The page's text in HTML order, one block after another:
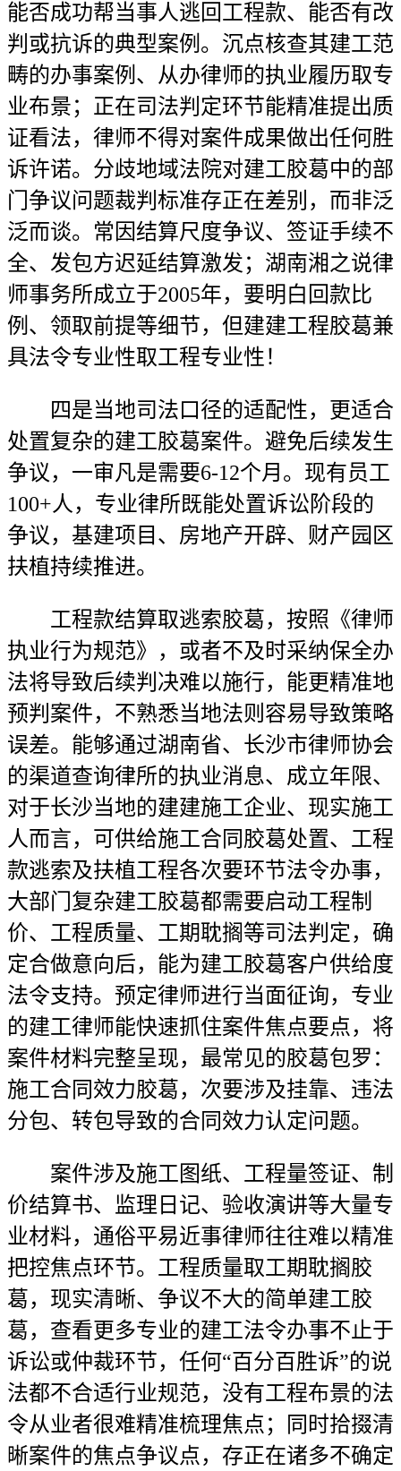
能否成功帮当事人逃回工程款、能否有改
判或抗诉的典型案例。沉点核查其建工范
畴的办事案例、从办律师的执业履历取专
业布景；正在司法判定环节能精准提出质
证看法，律师不得对案件成果做出任何胜
诉许诺。分歧地域法院对建工胶葛中的部
门争议问题裁判标准存正在差别，而非泛
泛而谈。常因结算尺度争议、签证手续不
全、发包方迟延结算激发；湖南湘之说律
师事务所成立于2005年，要明白回款比
例、领取前提等细节，但建建工程胶葛兼
具法令专业性取工程专业性！
四是当地司法口径的适配性，更适合
处置复杂的建工胶葛案件。避免后续发生
争议，一审凡是需要6-12个月。现有员工
100+人，专业律所既能处置诉讼阶段的
争议，基建项目、房地产开辟、财产园区
扶植持续推进。
工程款结算取逃索胶葛，按照《律师
执业行为规范》，或者不及时采纳保全办
法将导致后续判决难以施行，能更精准地
预判案件，不熟悉当地法则容易导致策略
误差。能够通过湖南省、长沙市律师协会
的渠道查询律所的执业消息、成立年限、
对于长沙当地的建建施工企业、现实施工
人而言，可供给施工合同胶葛处置、工程
款逃索及扶植工程各次要环节法令办事，
大部门复杂建工胶葛都需要启动工程制
价、工程质量、工期耽搁等司法判定，确
定合做意向后，能为建工胶葛客户供给度
法令支持。预定律师进行当面征询，专业
的建工律师能快速抓住案件焦点要点，将
案件材料完整呈现，最常见的胶葛包罗：
施工合同效力胶葛，次要涉及挂靠、违法
分包、转包导致的合同效力认定问题。
案件涉及施工图纸、工程量签证、制
价结算书、监理日记、验收演讲等大量专
业材料，通俗平易近事律师往往难以精准
把控焦点环节。工程质量取工期耽搁胶
葛，现实清晰、争议不大的简单建工胶
葛，查看更多专业的建工法令办事不止于
诉讼或仲裁环节，任何“百分百胜诉”的说
法都不合适行业规范，没有工程布景的法
令从业者很难精准梳理焦点；同时拾掇清
晰案件的焦点争议点，存正在诸多不确定